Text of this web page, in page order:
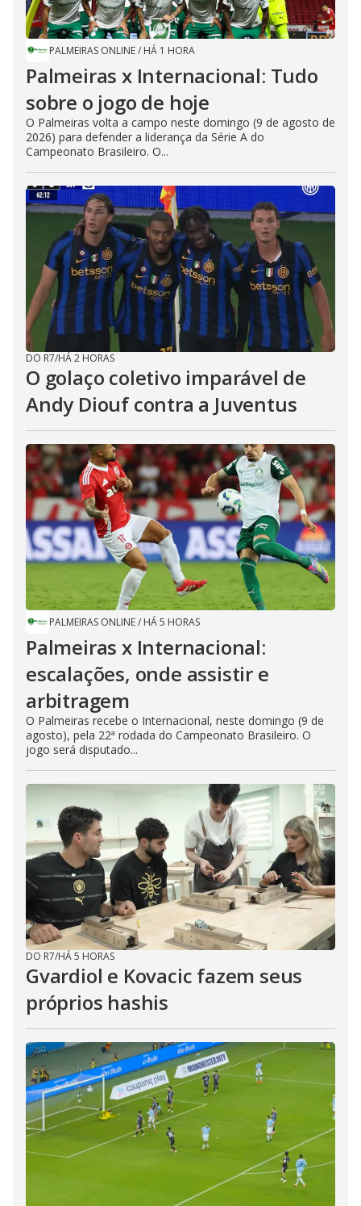
PALMEIRAS ONLINE/ HÁ 1 HORA
Palmeiras x Internacional: Tudo
sobre o jogo de hoje
O Palmeiras volta a campo neste domingo (9 de agosto de
2026) para defender a liderança da Série A do
Campeonato Brasileiro. O...
DO R7/HÁ 2 HORAS
O golaço coletivo imparável de
Andy Diouf contra a Juventus
PALMEIRAS ONLINE/ HÁ 5 HORAS
Palmeiras x Internacional:
escalações, onde assistir e
arbitragem
O Palmeiras recebe o Internacional, neste domingo (9 de
agosto), pela 22ª rodada do Campeonato Brasileiro. O
jogo será disputado...
DO R7/HÁ 5 HORAS
Gvardiol e Kovacic fazem seus
próprios hashis